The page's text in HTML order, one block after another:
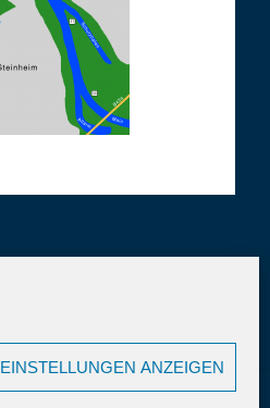
EINSTELLUNGEN ANZEIGEN